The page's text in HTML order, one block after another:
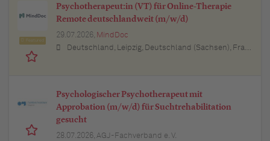
Psychotherapeut:in (VT) für Online-Therapie
Remote deutschlandweit (m/w/d)
29.07.2026, MindDoc
Deutschland, Leipzig, Deutschland (Sachsen), Frankfurt am Main, Deutschland (Hessen), Stuttgart, Deutschland (Baden-Württemberg), München, Deutschland (Bayern), Berlin, Deutschland, Hamburg, Deutschland, Nürnberg, Deutschland (Bayern), Thüringen, Deutschland (Thüringen), Essen, Deutschland (Nordrhein-Westfalen), Köln, Deutschland (Nordrhein-Westfalen), Bremen, Deutschland, Lübeck, Deutschland (Schleswig-Holstein), Bonn, Deutschland (Nordrhein-Westfalen), Trier, Deutschland (Rheinland-Pfalz), Dresden, Deutschland (Sachsen), Erfurt, Deutschland (Thüringen), Dortmund, Deutschland (Nordrhein-Westfalen), Bayern, Deutschland (Bayern), Düsseldorf, Deutschland (Nordrhein-Westfalen), Kiel, Deutschland (Schleswig-Holstein), Münster, Deutschland (Nordrhein-Westfalen), Sachsen, Deutschland (Sachsen), Sachsen-Anhalt, Deutschland (Sachsen-Anhalt), Baden-Württemberg, Deutschland, Brandenburg, Deutschland, Bremen, Deutschland, Hamburg, Deutschland, Hessen, Deutschland (Hessen), Mecklenburg-Vorpommern, Deutschland (Mecklenburg-Vorpommern), Niedersachsen, Deutschland (Niedersachsen), Nordrhein-Westfalen, Deutschland (Nordrhein-Westfalen), Rheinland-Pfalz, Deutschland (Rheinland-Pfalz), Saarland, Deutschland, Schleswig-Holstein, Deutschland
Psychologischer Psychotherapeut mit
Approbation (m/w/d) für Suchtrehabilitation
gesucht
28.07.2026, AGJ-Fachverband e. V.